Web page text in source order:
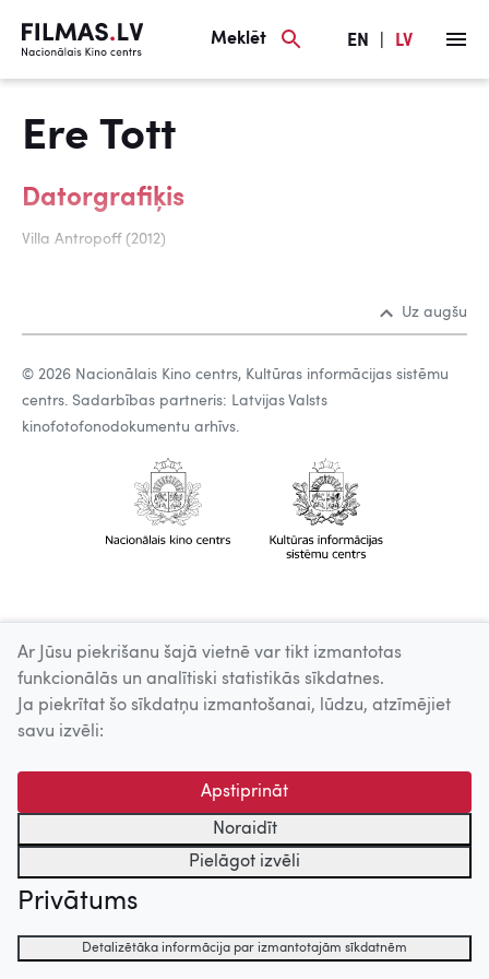
Meklēt EN LV
Ere Tott
Datorgrafiķis
Villa Antropoff (2012)
Uz augšu
© 2026 Nacionālais Kino centrs, Kultūras informācijas sistēmu
centrs. Sadarbības partneris: Latvijas Valsts
kinofotofonodokumentu arhīvs.
Ar Jūsu piekrišanu šajā vietnē var tikt izmantotas
funkcionālās un analītiski statistikās sīkdatnes.
Ja piekrītat šo sīkdatņu izmantošanai, lūdzu, atzīmējiet
savu izvēli:
Apstiprināt
Noraidīt
Pielāgot izvēli
Privātums
Detalizētāka informācija par izmantotajām sīkdatnēm